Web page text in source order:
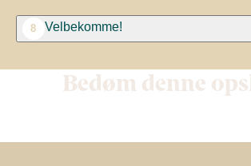
8 Velbekomme!
Bedøm denne